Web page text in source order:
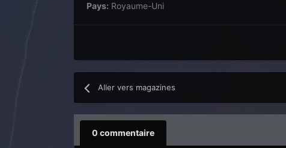
Pays: Royaume-Uni
Aller vers magazines
0 commentaire